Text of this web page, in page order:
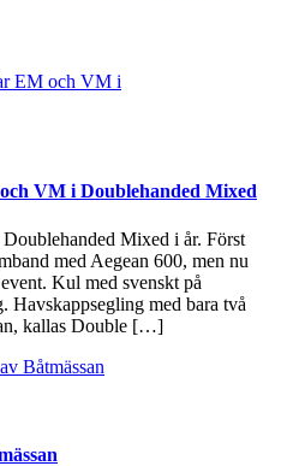
VM i Doublehanded Mixed
Mixed i år. Först
med Aegean 600, men nu
Kul med svenskt på
med bara två
kallas Double […]